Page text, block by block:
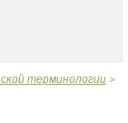
терминологии >